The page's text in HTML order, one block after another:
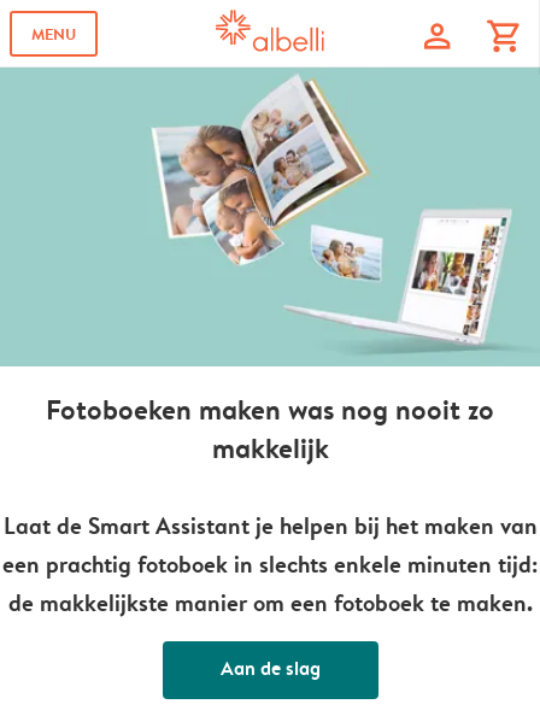
MENU profile shopping_cart
Fotoboeken maken was nog nooit zo
makkelijk
Laat de Smart Assistant je helpen bij het maken van
een prachtig fotoboek in slechts enkele minuten tijd:
de makkelijkste manier om een fotoboek te maken.
Aan de slag